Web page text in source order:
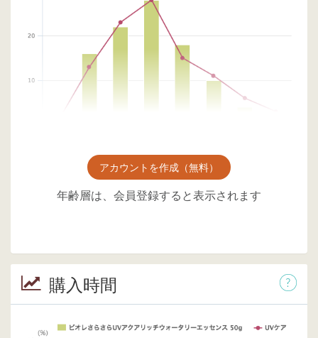
アカウントを作成（無料）
年齢層は、会員登録すると表示されます
購入時間